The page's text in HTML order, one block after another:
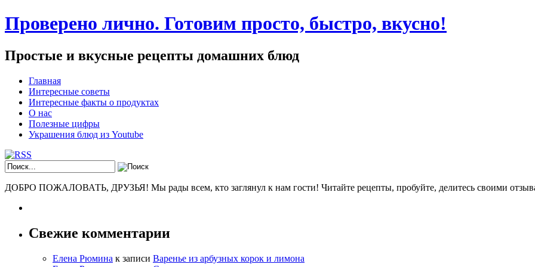
Проверено лично. Готовим просто, быстро, вкусно!
Простые и вкусные рецепты домашних блюд
Главная
Интересные советы
Интересные факты о продуктах
О нас
Полезные цифры
Украшения блюд из Youtube
ДОБРО ПОЖАЛОВАТЬ, ДРУЗЬЯ! Мы рады всем, кто заглянул к нам гости! Читайте рецепты, пробуйте, делитесь своими
Свежие комментарии
Елена Рюмина к записи Варенье из арбузных корок и лимона